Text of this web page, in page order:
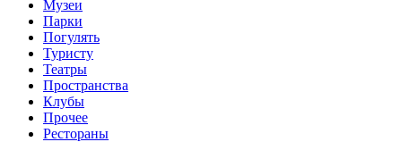
Музеи
Парки
Погулять
Туристу
Театры
Пространства
Клубы
Прочее
Рестораны